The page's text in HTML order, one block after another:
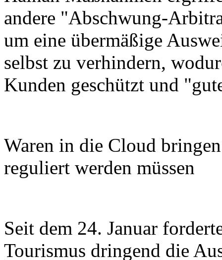
andere "Abschwung-
um eine übermäßige
selbst zu verhindern,
Kunden geschützt und
Waren in die Cloud
reguliert werden müssen
Seit dem 24. Januar
Tourismus dringend die